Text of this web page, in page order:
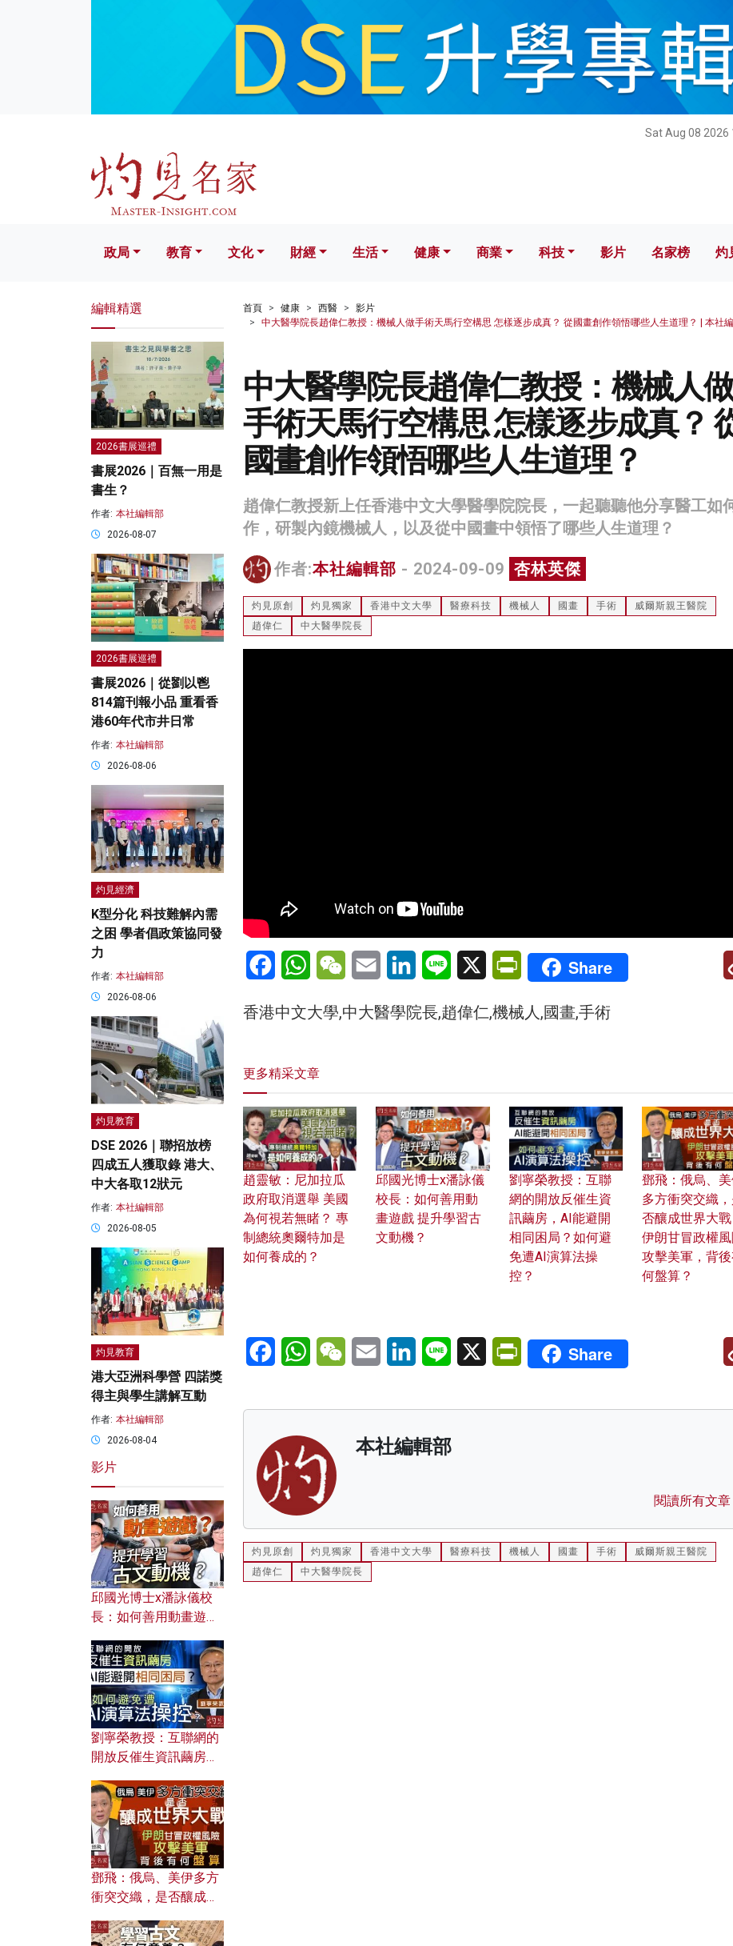
Sat Aug 08 2026
文化 財經 生活 健康 科技 影片 名家榜
政局 教育 文化 財經 生活 健康 商業 科技 影片 名家榜 灼
首頁 健康 西醫
影片
中大醫學院長趙偉仁教授：機械人做手術天馬行空構思 怎樣逐步成真？ 從國畫創作領悟哪些人生道理？ | 本社
中大醫學院長趙偉仁教授：機械人
手術天馬行空構思 怎樣逐步成真？
國畫創作領悟哪些人生道理？
趙偉仁教授新上任香港中文大學醫學院院長，一起聽聽他分享醫工如
作，研製內鏡機械人，以及從中國畫中領悟了哪些人生道理？
作者:本社編輯部 - 2024-09-09 杏林英傑
灼見原創 灼見獨家 香港中文大學 醫療科技 機械人 國畫 手術
威爾斯親王醫院
趙偉仁
中大醫學院長
FacebookWhatsAppWeChatEmail LinkedInLine X PrintFriendly
Share
香港中文大學,中大醫學院長,趙偉仁,機械人,國畫,手術
更多精采文章
趙靈敏：尼加拉瓜
政府取消選舉 美國
為何視若無睹？ 專
制總統奧爾特加是
如何養成的？
邱國光博士x潘詠儀
校長：如何善用動
畫遊戲 提升學習古
文動機？
劉寧榮教授：互聯
網的開放反催生資
訊繭房，AI能避開
相同困局？如何避
免遭AI演算法操
控？
鄧飛：俄烏、
多方衝突交織
否釀成世界大戰
伊朗甘冒政權
攻擊美軍，背
何盤算？
FacebookWhatsAppWeChatEmail LinkedInLine X PrintFriendly
Share
本社編輯部
閱讀所有文章
灼見原創 灼見獨家 香港中文大學 醫療科技 機械人 國畫 手術
威爾斯親王醫院
趙偉仁
中大醫學院長
編輯精選
2026書展巡禮
書展2026｜百無一用是
書生？
作者: 本社編輯部
2026-08-07
2026書展巡禮
書展2026｜從劉以鬯
814篇刊報小品 重看香
港60年代市井日常
作者: 本社編輯部
2026-08-06
灼見經濟
K型分化 科技難解內需
之困 學者倡政策協同發
力
作者: 本社編輯部
2026-08-06
灼見教育
DSE 2026｜聯招放榜
四成五人獲取錄 港大、
中大各取12狀元
作者: 本社編輯部
2026-08-05
灼見教育
港大亞洲科學營 四諾獎
得主與學生講解互動
作者: 本社編輯部
2026-08-04
影片
邱國光博士x潘詠儀校
長：如何善用動畫遊戲
劉寧榮教授：互聯網的
開放反催生資訊繭房，
何避免遭AI演算法操
控？
鄧飛：俄烏、美伊多方
衝突交織，是否釀成世
風險攻擊美軍，背後有